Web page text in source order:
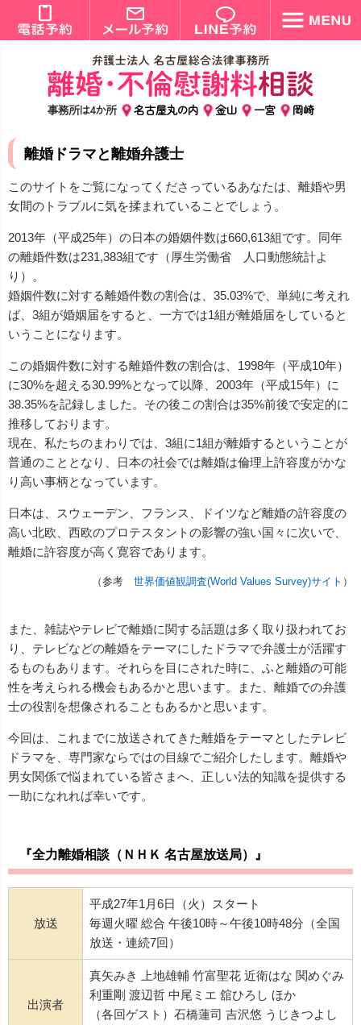
事務所は4か所 名古屋丸の内 金山 一宮 岡崎
離婚ドラマと離婚弁護士
このサイトをご覧になってくださっているあなたは、離婚や男
女間のトラブルに気を揉まれていることでしょう。
2013年（平成25年）の日本の婚姻件数は660,613組です。同年
の離婚件数は231,383組です（厚生労働省 人口動態統計よ
り）。
婚姻件数に対する離婚件数の割合は、35.03%で、単純に考えれ
ば、3組が婚姻届をすると、一方では1組が離婚届をしていると
いうことになります。
この婚姻件数に対する離婚件数の割合は、1998年（平成10年）
に30%を超える30.99%となって以降、2003年（平成15年）に
38.35%を記録しました。その後この割合は35%前後で安定的に
推移しております。
現在、私たちのまわりでは、3組に1組が離婚するということが
普通のこととなり、日本の社会では離婚は倫理上許容度がかな
り高い事柄となっています。
日本は、スウェーデン、フランス、ドイツなど離婚の許容度の
高い北欧、西欧のプロテスタントの影響の強い国々に次いで、
離婚に許容度が高く寛容であります。
（参考 世界価値観調査(World Values Survey)サイト ）
また、雑誌やテレビで離婚に関する話題は多く取り扱われてお
り、テレビなどの離婚をテーマにしたドラマで弁護士が活躍す
るものもあります。それらを目にされた時に、ふと離婚の可能
性を考えられる機会もあるかと思います。また、離婚での弁護
士の役割を想像されることもあるかと思います。
今回は、これまでに放送されてきた離婚をテーマとしたテレビ
ドラマを、専門家ならではの目線でご紹介したします。離婚や
男女関係で悩まれている皆さまへ、正しい法的知識を提供する
一助になれれば幸いです。
『全力離婚相談（ＮＨＫ 名古屋放送局）』
放送
平成27年1月6日（火）スタート
毎週火曜 総合 午後10時～午後10時48分（全国
放送・連続7回）
出演者
真矢みき 上地雄輔 竹富聖花 近衛はな 関めぐみ
利重剛 渡辺哲 中尾ミエ 舘ひろし ほか
（各回ゲスト）石橋蓮司 吉沢悠 うじきつよし